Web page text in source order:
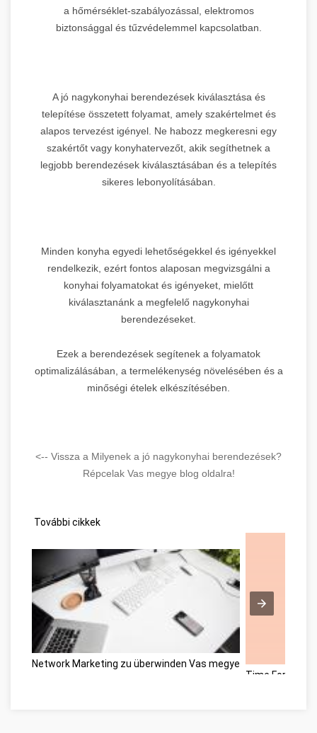
a hőmérséklet-szabályozással, elektromos
biztonsággal és tűzvédelemmel kapcsolatban.
A jó nagykonyhai berendezések kiválasztása és
telepítése összetett folyamat, amely szakértelmet és
alapos tervezést igényel. Ne habozz megkeresni egy
szakértőt vagy konyhatervezőt, akik segíthetnek a
legjobb berendezések kiválasztásában és a telepítés
sikeres lebonyolításában.
Minden konyha egyedi lehetőségekkel és igényekkel
rendelkezik, ezért fontos alaposan megvizsgálni a
konyhai folyamatokat és igényeket, mielőtt
kiválasztanánk a megfelelő nagykonyhai
berendezéseket.
Ezek a berendezések segítenek a folyamatok
optimalizálásában, a termelékenység növelésében és a
minőségi ételek elkészítésében.
<-- Vissza a Milyenek a jó nagykonyhai berendezések?
Répcelak Vas megye blog oldalra!
További cikkek
Network Marketing zu überwinden Vas megye
Time For